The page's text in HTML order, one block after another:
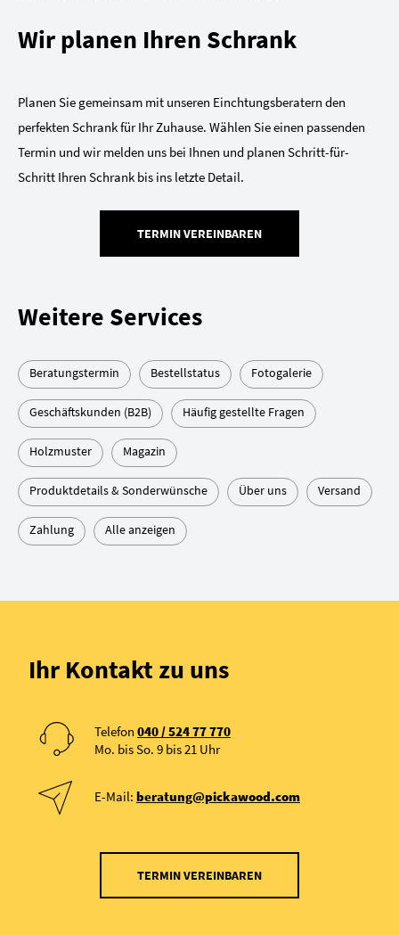
Wir planen Ihren Schrank
Planen Sie gemeinsam mit unseren Einchtungsberatern den
perfekten Schrank für Ihr Zuhause. Wählen Sie einen passenden
Termin und wir melden uns bei Ihnen und planen Schritt-für-
Schritt Ihren Schrank bis ins letzte Detail.
TERMIN VEREINBAREN
Weitere Services
Beratungstermin Bestellstatus Fotogalerie
Geschäftskunden (B2B) Häufig gestellte Fragen
Holzmuster Magazin
Produktdetails & Sonderwünsche Über uns Versand
Zahlung Alle anzeigen
Ihr Kontakt zu uns
Telefon 040 / 524 77 770
Mo. bis So. 9 bis 21 Uhr
E-Mail: beratung@pickawood.com
TERMIN VEREINBAREN